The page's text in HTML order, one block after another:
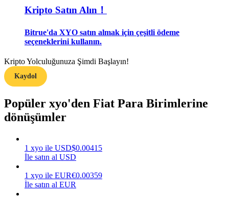
Ticaret stratejileri
Nasıl kârlı kalabileceğinizi öğrenin
Kripto Satın Alın！
Bitrue'da XYO satın almak için çeşitli ödeme
seçeneklerini kullanın.
Kripto Yolculuğunuza Şimdi Başlayın!
Kaydol
Popüler xyo'den Fiat Para Birimlerine
dönüşümler
1 xyo ile USD$0.00415
İle satın al USD
1 xyo ile EUR€0.00359
İle satın al EUR